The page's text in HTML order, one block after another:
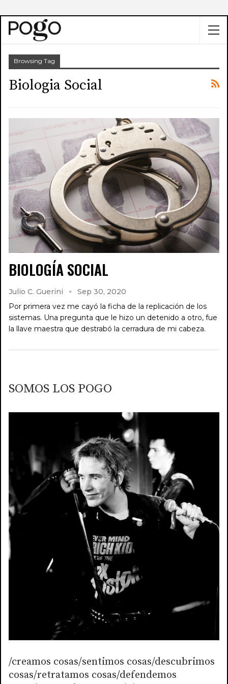
Browsing Tag
Biologia Social
BIOLOGÍA SOCIAL
Julio C. Guerini
Sep 30, 2020
Por primera vez me cayó la ficha de la replicación de los
sistemas. Una pregunta que le hizo un detenido a otro, fue
la llave maestra que destrabó la cerradura de mi cabeza.
SOMOS LOS POGO
/creamos cosas/sentimos cosas/descubrimos
cosas/retratamos cosas/defendemos